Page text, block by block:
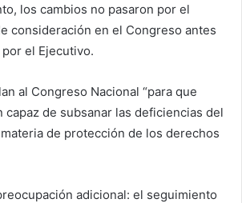
los cambios no pasaron por el
consideración en el Congreso antes
el Ejecutivo.
al Congreso Nacional “para que
de subsanar las deficiencias del
de protección de los derechos
adicional: el seguimiento